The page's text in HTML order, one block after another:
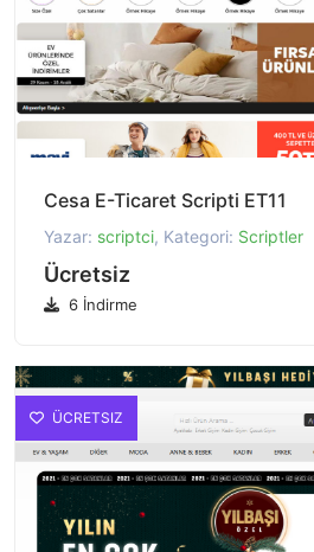
Cesa E-Ticaret Scripti ET11
Yazar: scriptci, Kategori: Scriptler
Ücretsiz
6 İndirme
ÜCRETSIZ